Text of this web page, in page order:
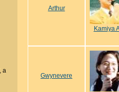
Arthur
Kamiya
Gwynevere
а